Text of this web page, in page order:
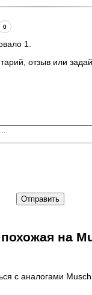
0
1
отзыв или
Отправить
на
с аналогами